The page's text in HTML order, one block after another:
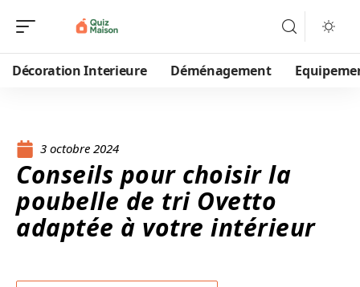
Décoration Interieure Déménagement
3 octobre 2024
Conseils pour choisir la
poubelle de tri Ovetto
adaptée à votre intérieur